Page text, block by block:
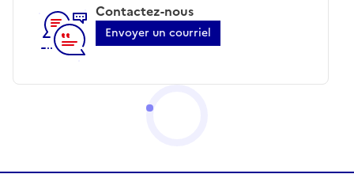
Contactez-nous
Envoyer un courriel